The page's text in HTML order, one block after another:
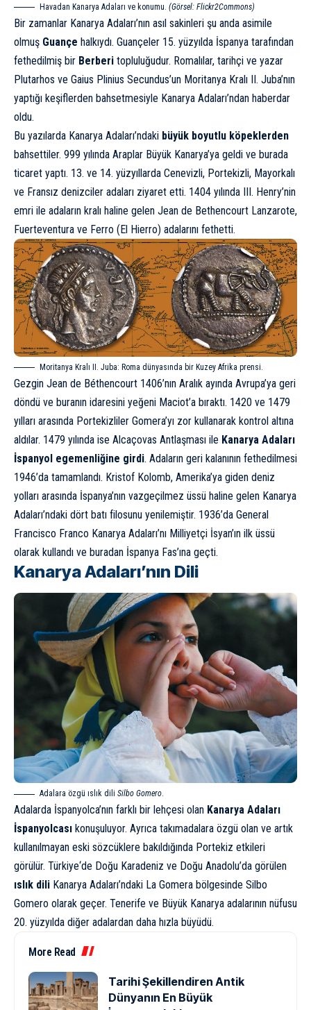
Havadan Kanarya Adaları ve konumu. (Görsel: Flickr2Commons)
Bir zamanlar Kanarya Adaları’nın asıl sakinleri şu anda asimile
olmuş Guançe halkıydı. Guançeler 15. yüzyılda İspanya tarafından
fethedilmiş bir Berberi topluluğudur. Romalılar, tarihçi ve yazar
Plutarhos ve Gaius Plinius Secundus’un Moritanya Kralı II. Juba’nın
yaptığı keşiflerden bahsetmesiyle Kanarya Adaları’ndan haberdar
oldu.
Bu yazılarda Kanarya Adaları’ndaki büyük boyutlu köpeklerden
bahsettiler. 999 yılında Araplar Büyük Kanarya’ya geldi ve burada
ticaret yaptı. 13. ve 14. yüzyıllarda Cenevizli, Portekizli, Mayorkalı
ve Fransız denizciler adaları ziyaret etti. 1404 yılında III. Henry’nin
emri ile adaların kralı haline gelen Jean de Bethencourt Lanzarote,
Fuerteventura ve Ferro (El Hierro) adalarını fethetti.
Moritanya Kralı II. Juba: Roma dünyasında bir Kuzey Afrika prensi.
Gezgin Jean de Béthencourt 1406’nın Aralık ayında Avrupa’ya geri
döndü ve buranın idaresini yeğeni Maciot’a bıraktı. 1420 ve 1479
yılları arasında Portekizliler Gomera’yı zor kullanarak kontrol altına
aldılar. 1479 yılında ise Alcaçovas Antlaşması ile Kanarya Adaları
İspanyol egemenliğine girdi. Adaların geri kalanının fethedilmesi
1946’da tamamlandı. Kristof Kolomb, Amerika’ya giden deniz
yolları arasında İspanya’nın vazgeçilmez üssü haline gelen Kanarya
Adaları’ndaki dört batı filosunu yenilemiştir. 1936’da General
Francisco Franco Kanarya Adaları’nı Milliyetçi İsyan’ın ilk üssü
olarak kullandı ve buradan İspanya Fas’ına geçti.
Kanarya Adaları’nın Dili
Adalara özgü ıslık dili Silbo Gomero.
Adalarda İspanyolca’nın farklı bir lehçesi olan Kanarya Adaları
İspanyolcası konuşuluyor. Ayrıca takımadalara özgü olan ve artık
kullanılmayan eski sözcüklere bakıldığında Portekiz etkileri
görülür. Türkiye‘de Doğu Karadeniz ve Doğu Anadolu’da görülen
ıslık dili Kanarya Adaları’ndaki La Gomera bölgesinde Silbo
Gomero olarak geçer. Tenerife ve Büyük Kanarya adalarının nüfusu
20. yüzyılda diğer adalardan daha hızla büyüdü.
More Read
Tarihi Şekillendiren Antik
Dünyanın En Büyük